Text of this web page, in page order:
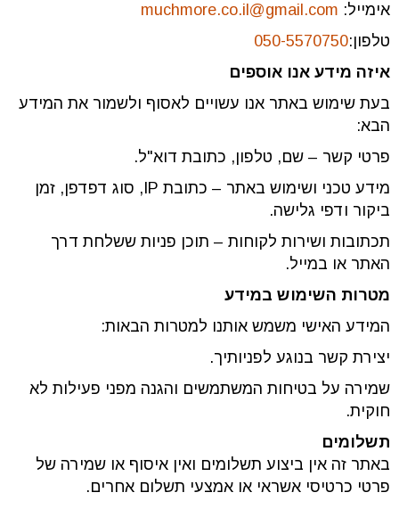
אימייל: muchmore.co.il@gmail.com
טלפון:050-5570750
איזה מידע אנו אוספים
בעת שימוש באתר אנו עשויים לאסוף ולשמור את המידע
הבא:
פרטי קשר – שם, טלפון, כתובת דוא"ל.
מידע טכני ושימוש באתר – כתובת IP, סוג דפדפן, זמן
ביקור ודפי גלישה.
תכתובות ושירות לקוחות – תוכן פניות ששלחת דרך
האתר או במייל.
מטרות השימוש במידע
המידע האישי משמש אותנו למטרות הבאות:
יצירת קשר בנוגע לפניותיך.
שמירה על בטיחות המשתמשים והגנה מפני פעילות לא
חוקית.
תשלומים
באתר זה אין ביצוע תשלומים ואין איסוף או שמירה של
פרטי כרטיסי אשראי או אמצעי תשלום אחרים.